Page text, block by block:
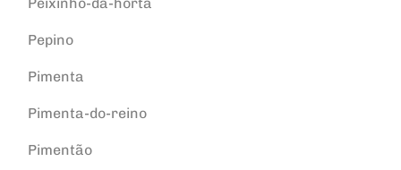
Peixinho-da-horta
Pepino
Pimenta
Pimenta-do-reino
Pimentão